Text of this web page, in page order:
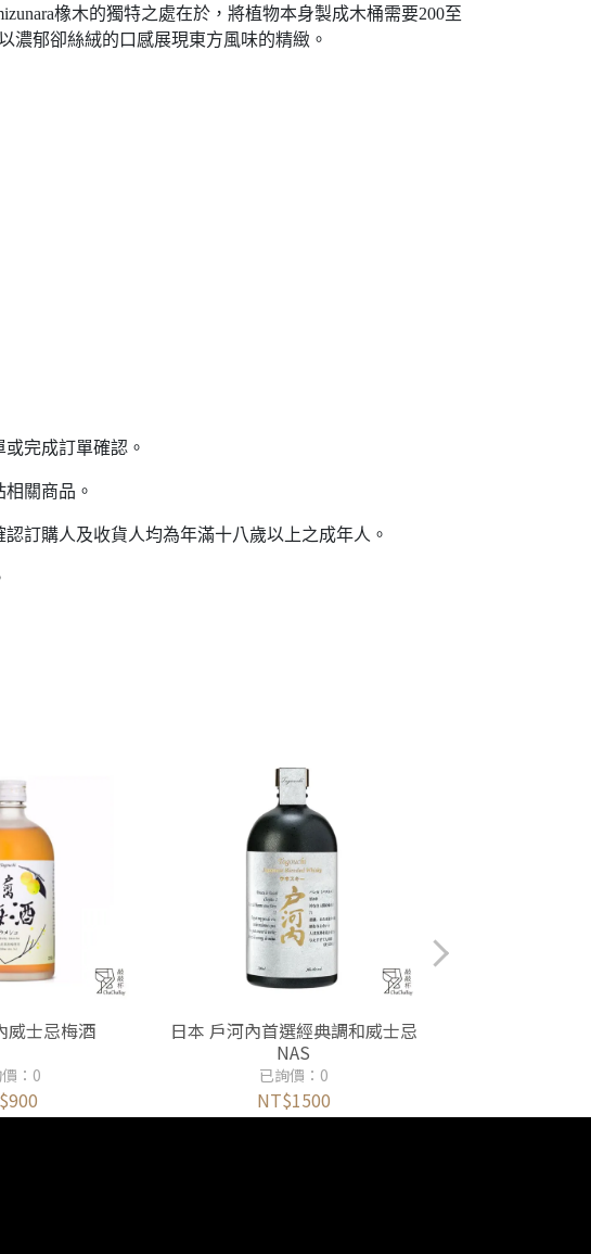
橡木的獨特之處在於，將植物本身製成木桶需要200至
濃郁卻絲絨的口感展現東方風味的精緻。
完成訂單確認。
關商品。
訂購人及收貨人均為年滿十八歲以上之成年人。
威士忌梅酒
：0
日本 戶河內首選經典調和威士忌
NAS
已詢價：0
NT$1500